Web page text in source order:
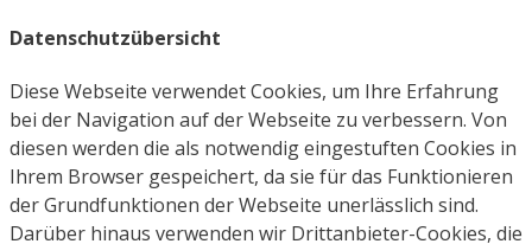
Datenschutzübersicht
Diese Webseite verwendet Cookies, um Ihre Erfahrung
bei der Navigation auf der Webseite zu verbessern. Von
diesen werden die als notwendig eingestuften Cookies in
Ihrem Browser gespeichert, da sie für das Funktionieren
der Grundfunktionen der Webseite unerlässlich sind.
Darüber hinaus verwenden wir Drittanbieter-Cookies, die